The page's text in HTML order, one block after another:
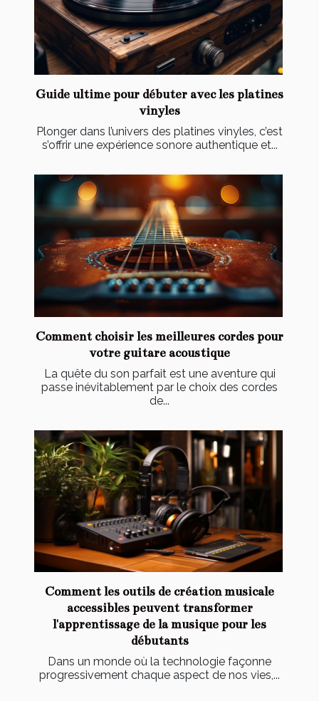
Guide ultime pour débuter avec les platines
vinyles
Plonger dans l’univers des platines vinyles, c’est
s’offrir une expérience sonore authentique et...
Comment choisir les meilleures cordes pour
votre guitare acoustique
La quête du son parfait est une aventure qui
passe inévitablement par le choix des cordes
de...
Comment les outils de création musicale
accessibles peuvent transformer
l'apprentissage de la musique pour les
débutants
Dans un monde où la technologie façonne
progressivement chaque aspect de nos vies,...